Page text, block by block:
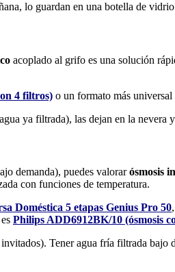
lo guardan en una botella de
acoplado al grifo es una solución
4 filtros) o un formato más universal
ya filtrada), las dejan en la nevera
demanda), puedes valorarósmosis
con funciones de temperatura.
Doméstica 5 etapas Genius Pro 50
Philips ADD6912BK/10 (ósmosis
Tener agua fría filtrada